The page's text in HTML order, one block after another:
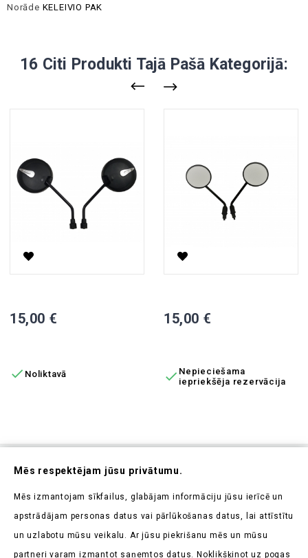
Norāde KELEIVIO PAK
16 Citi Produkti Tajā Pašā Kategorijā:
Cena
15,00 €
 Noliktavā
Cena
15,00 €
 Nepieciešama
iepriekšēja rezervācija
Abonējiet Mūsu Jaunumrakstu
Uzziniet pirmieji par mūsu jaunumiem un aktuālajām
Mēs respektējam jūsu privātumu.
Mēs izmantojam sīkfailus, glabājam informāciju jūsu ierīcē un
apstrādājam personas datus vai pārlūkošanas datus, lai attīstītu
un uzlabotu mūsu veikalu. Ar jūsu piekrišanu mēs un mūsu
partneri varam izmantot saņemtos datus. Noklikšķinot uz pogas